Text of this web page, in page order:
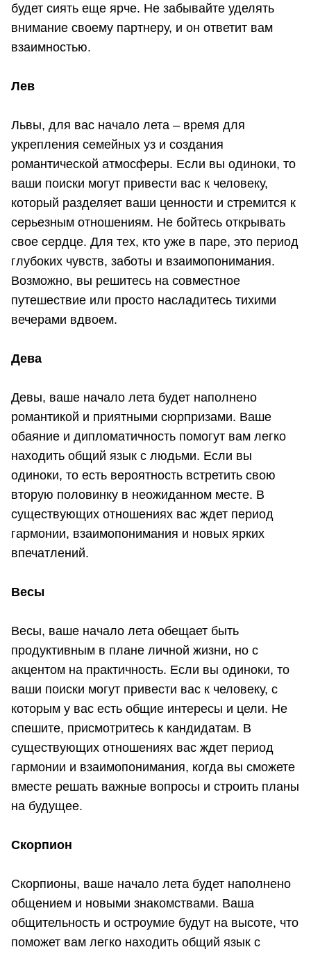
будет сиять еще ярче. Не забывайте уделять
внимание своему партнеру, и он ответит вам
взаимностью.
Лев
Львы, для вас начало лета – время для
укрепления семейных уз и создания
романтической атмосферы. Если вы одиноки, то
ваши поиски могут привести вас к человеку,
который разделяет ваши ценности и стремится к
серьезным отношениям. Не бойтесь открывать
свое сердце. Для тех, кто уже в паре, это период
глубоких чувств, заботы и взаимопонимания.
Возможно, вы решитесь на совместное
путешествие или просто насладитесь тихими
вечерами вдвоем.
Дева
Девы, ваше начало лета будет наполнено
романтикой и приятными сюрпризами. Ваше
обаяние и дипломатичность помогут вам легко
находить общий язык с людьми. Если вы
одиноки, то есть вероятность встретить свою
вторую половинку в неожиданном месте. В
существующих отношениях вас ждет период
гармонии, взаимопонимания и новых ярких
впечатлений.
Весы
Весы, ваше начало лета обещает быть
продуктивным в плане личной жизни, но с
акцентом на практичность. Если вы одиноки, то
ваши поиски могут привести вас к человеку, с
которым у вас есть общие интересы и цели. Не
спешите, присмотритесь к кандидатам. В
существующих отношениях вас ждет период
гармонии и взаимопонимания, когда вы сможете
вместе решать важные вопросы и строить планы
на будущее.
Скорпион
Скорпионы, ваше начало лета будет наполнено
общением и новыми знакомствами. Ваша
общительность и остроумие будут на высоте, что
поможет вам легко находить общий язык с